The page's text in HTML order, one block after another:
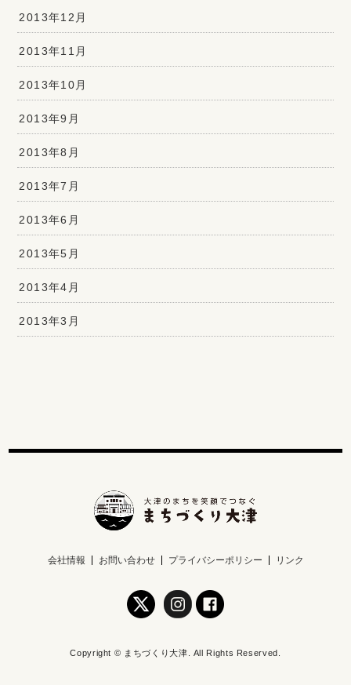
2013年12月
2013年11月
2013年10月
2013年9月
2013年8月
2013年7月
2013年6月
2013年5月
2013年4月
2013年3月
会社情報 お問い合わせ プライバシーポリシー リンク
Copyright © まちづくり大津. All Rights Reserved.